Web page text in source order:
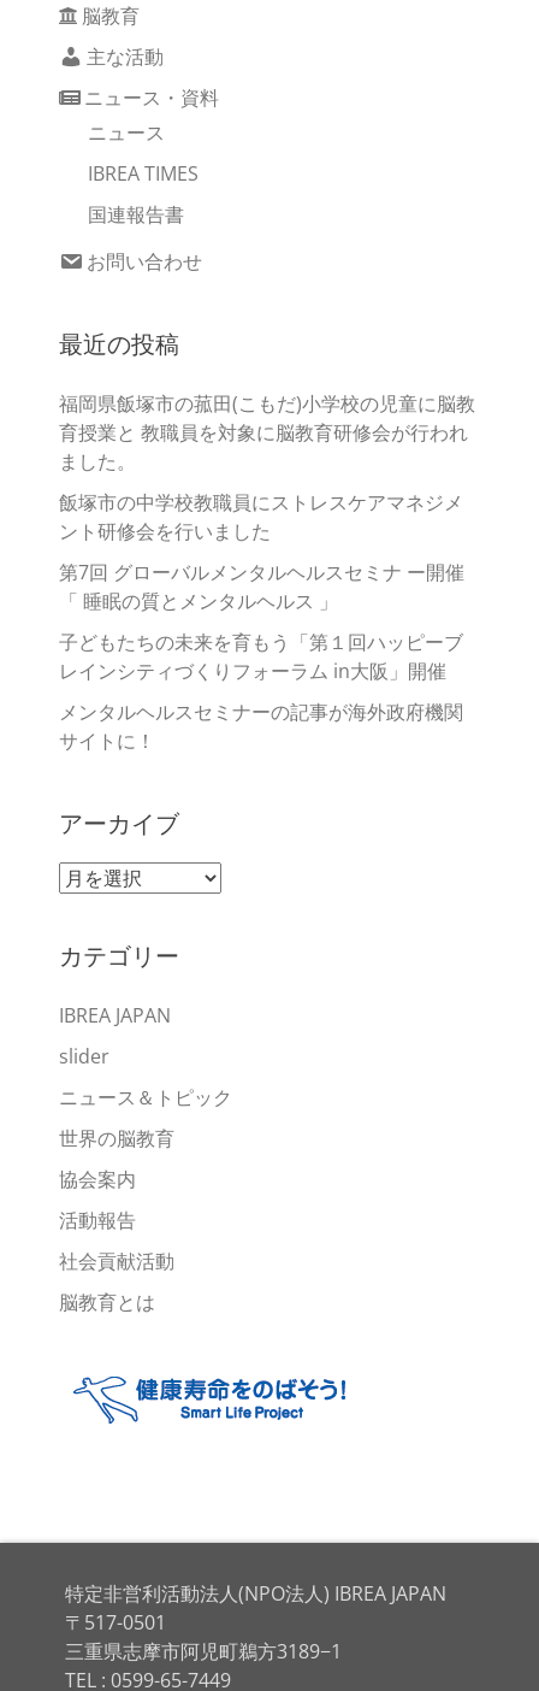
脳教育
主な活動
ニュース・資料
ニュース
IBREA TIMES
国連報告書
お問い合わせ
最近の投稿
福岡県飯塚市の菰田(こもだ)小学校の児童に脳教
育授業と 教職員を対象に脳教育研修会が行われ
ました。
飯塚市の中学校教職員にストレスケアマネジメ
ント研修会を行いました
第7回 グローバルメンタルヘルスセミナ ー開催
「 睡眠の質とメンタルヘルス 」
子どもたちの未来を育もう「第１回ハッピーブ
レインシティづくりフォーラム in大阪」開催
メンタルヘルスセミナーの記事が海外政府機関
サイトに！
アーカイブ
ア
イ
カテゴリー
IBREA JAPAN
slider
ニュース＆トピック
世界の脳教育
協会案内
活動報告
社会貢献活動
脳教育とは
特定非営利活動法人(NPO法人) IBREA JAPAN
〒517-0501
三重県志摩市阿児町鵜方3189−1
TEL : 0599-65-7449